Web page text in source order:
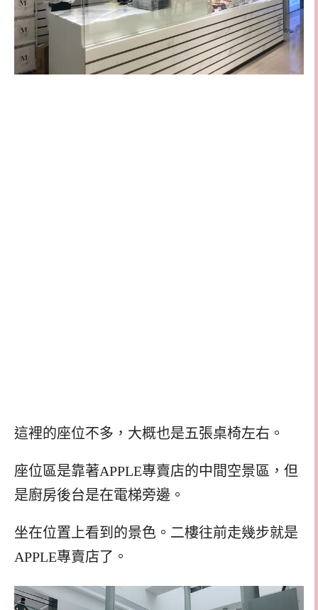
這裡的座位不多，大概也是五張桌椅左右。
座位區是靠著APPLE專賣店的中間空景區，但
是廚房後台是在電梯旁邊。
坐在位置上看到的景色。二樓往前走幾步就是
APPLE專賣店了。